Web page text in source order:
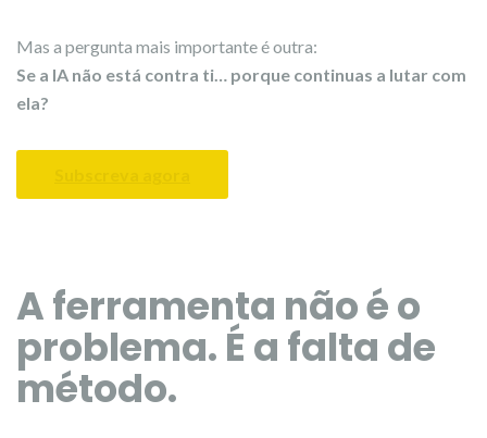
Mas a pergunta mais importante é outra:
Se a IA não está contra ti… porque continuas a lutar com
ela?
A ferramenta não é o
problema. É a falta de
método.